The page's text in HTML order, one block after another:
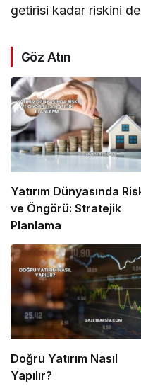
getirisi kadar riskini de
Göz Atın
Yatırım Dünyasında
ve Öngörü: Stratejik
Planlama
Doğru Yatırım Nasıl
Yapılır?